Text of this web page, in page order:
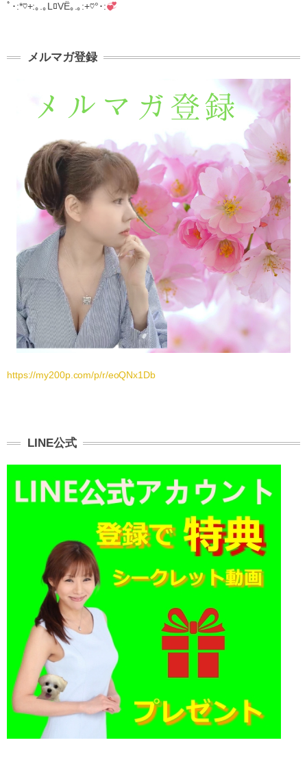
ﾟ･:*♡+:｡.｡LﾛVЁ｡.｡:+♡°･:
メルマガ登録
https://my200p.com/p/r/eoQNx1Db
LINE公式